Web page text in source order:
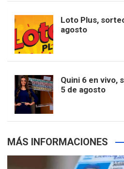
k
e
r
b
Loto Plus,
agosto
Quini 6 en vivo,
5 de agosto
MÁS INFORMACIONES